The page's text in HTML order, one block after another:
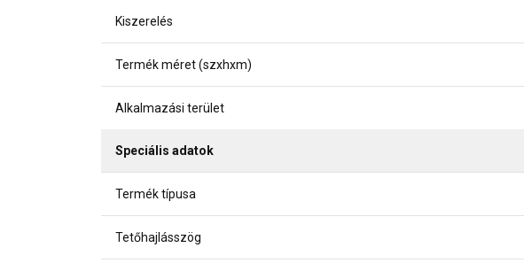
Kiszerelés
Termék méret (szxhxm)
Alkalmazási terület
Speciális adatok
Termék típusa
Tetőhajlásszög